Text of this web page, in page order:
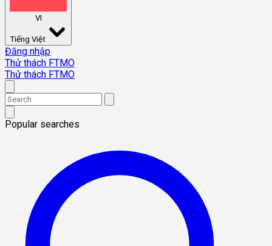
VI
Tiếng Việt
Đăng nhập
Thử thách FTMO
Thử thách FTMO
Popular searches